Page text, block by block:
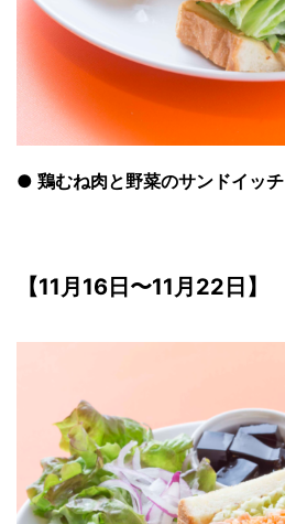
● 鶏むね肉と野菜のサンドイッチ
【11月16日〜11月22日】